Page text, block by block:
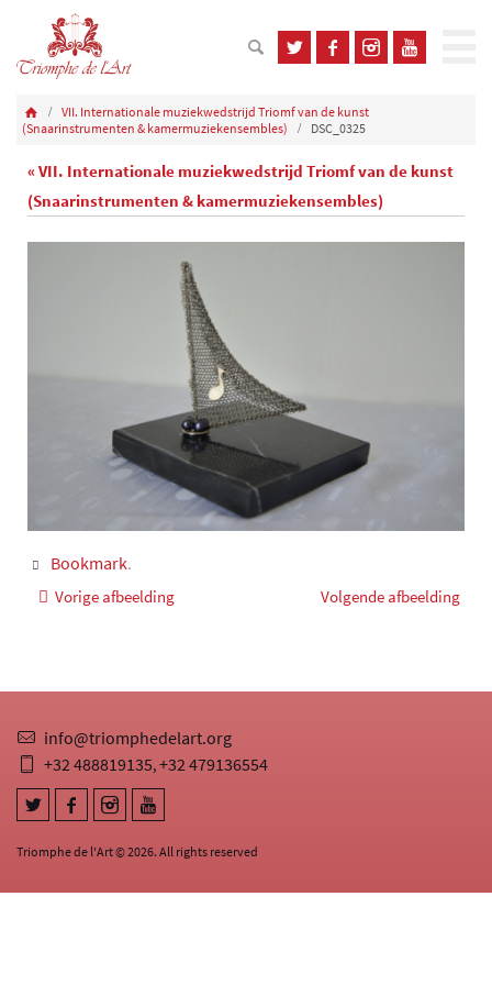
VII. Internationale muziekwedstrijd Triomf van de kunst
(Snaarinstrumenten & kamermuziekensembles)
DSC_0325
« VII. Internationale muziekwedstrijd Triomf van de kunst
(Snaarinstrumenten & kamermuziekensembles)
Bookmark.
Vorige afbeelding Volgende afbeelding
Triomphe de l'Art © 2026. All rights reserved
info@triomphedelart.org
+32 488819135,+32 479136554